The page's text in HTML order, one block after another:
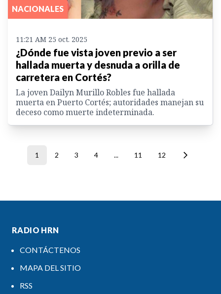
NACIONALES
11:21 AM 25 oct. 2025
¿Dónde fue vista joven previo a ser
hallada muerta y desnuda a orilla de
carretera en Cortés?
La joven Dailyn Murillo Robles fue hallada
muerta en Puerto Cortés; autoridades manejan su
deceso como muerte indeterminada.
1 2 3 4 ... 11 12
RADIO HRN
CONTÁCTENOS
MAPA DEL SITIO
RSS